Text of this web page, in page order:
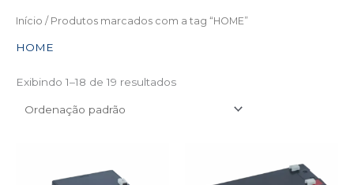
Início / Produtos marcados com a tag “HOME”
HOME
Exibindo 1–18 de 19 resultados